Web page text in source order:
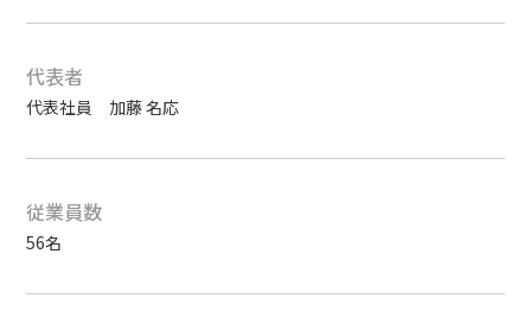
代表者
代表社員 加藤 名応
従業員数
56名